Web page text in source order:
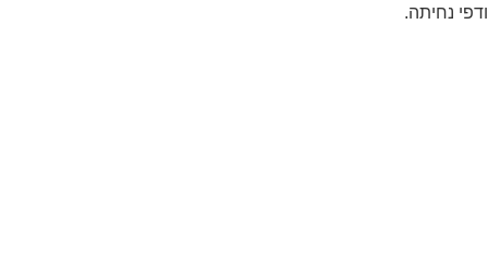
ודפי נחיתה.